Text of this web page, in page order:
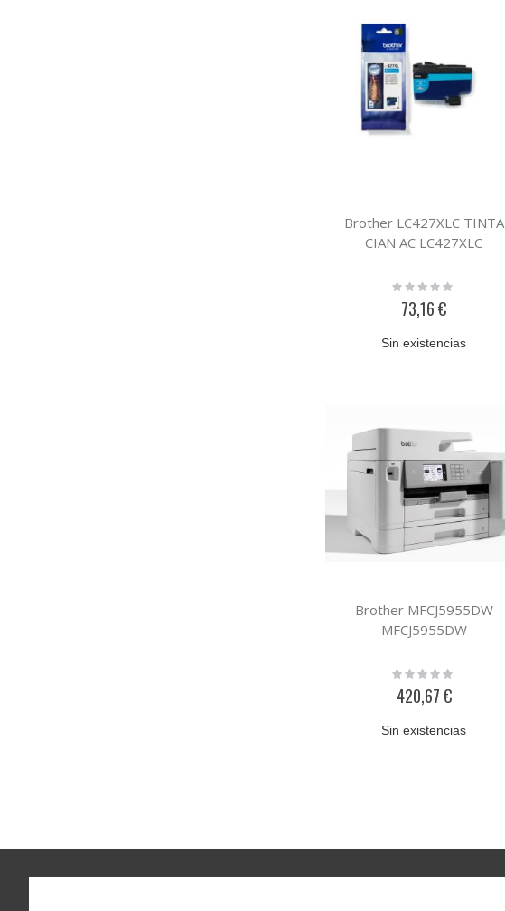
Brother LC427XLC TINTA
CIAN AC LC427XLC
Rating:
73,16 €
Sin existencias
Brother MFCJ5955DW
MFCJ5955DW
Rating:
420,67 €
Sin existencias